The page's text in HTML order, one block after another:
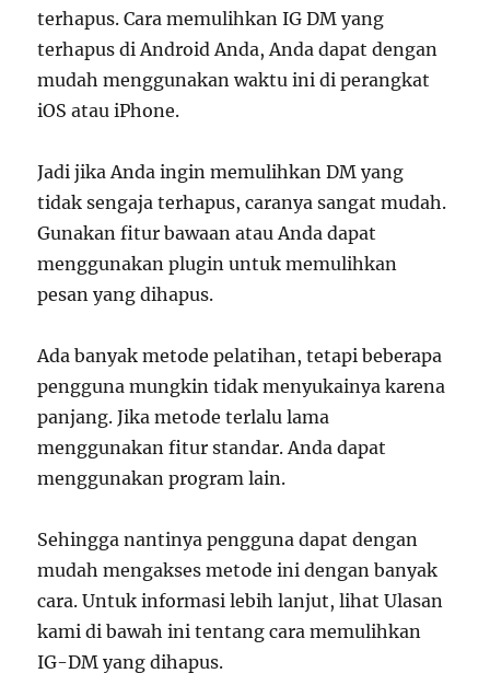
terhapus. Cara memulihkan IG DM yang
terhapus di Android Anda, Anda dapat dengan
mudah menggunakan waktu ini di perangkat
iOS atau iPhone.
Jadi jika Anda ingin memulihkan DM yang
tidak sengaja terhapus, caranya sangat mudah.
Gunakan fitur bawaan atau Anda dapat
menggunakan plugin untuk memulihkan
pesan yang dihapus.
Ada banyak metode pelatihan, tetapi beberapa
pengguna mungkin tidak menyukainya karena
panjang. Jika metode terlalu lama
menggunakan fitur standar. Anda dapat
menggunakan program lain.
Sehingga nantinya pengguna dapat dengan
mudah mengakses metode ini dengan banyak
cara. Untuk informasi lebih lanjut, lihat Ulasan
kami di bawah ini tentang cara memulihkan
IG-DM yang dihapus.